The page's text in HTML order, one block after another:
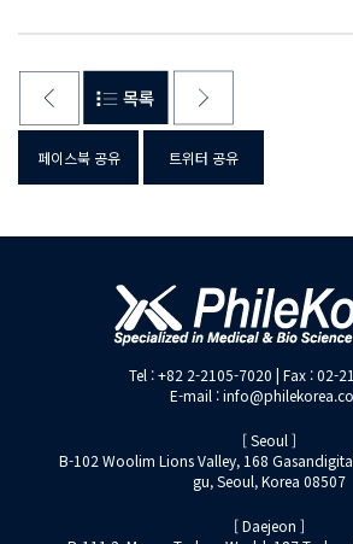
페이스북 공유 트위터 공유
Tel : +82 2-2105-7020 | Fax : 02-
E-mail :
[ Seoul ]
B-102 Woolim Lions Valley, 168
gu, Seoul, Korea 08507
[ Daejeon ]